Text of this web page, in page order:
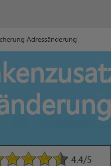
Adressänderung
4.4/5